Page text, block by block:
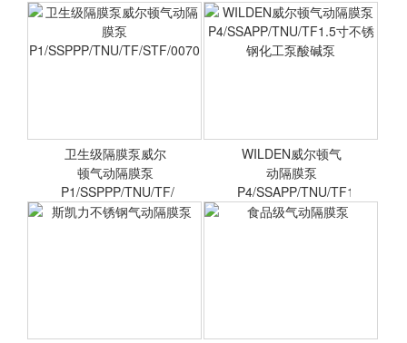
卫生级隔膜泵威尔
顿气动隔膜泵
P1/SSPPP/TNU/TF/
WILDEN威尔顿气
动隔膜泵
P4/SSAPP/TNU/TF1